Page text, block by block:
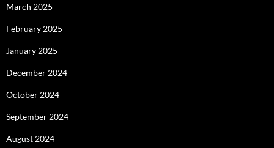
March 2025
February 2025
January 2025
December 2024
October 2024
September 2024
August 2024